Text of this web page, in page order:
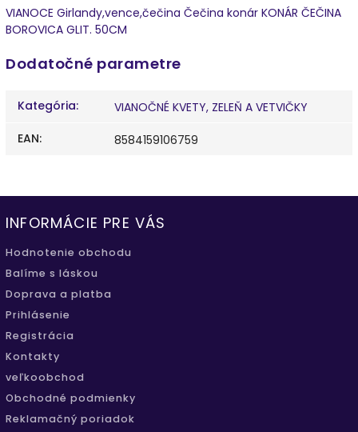
VIANOCE Girlandy,vence,čečina Čečina konár KONÁR ČEČINA
BOROVICA GLIT. 50CM
Dodatočné parametre
Kategória:
VIANOČNÉ KVETY, ZELEŇ A VETVIČKY
EAN: 8584159106759
INFORMÁCIE PRE VÁS
Hodnotenie obchodu
Balíme s láskou
Doprava a platba
Prihlásenie
Registrácia
Kontakty
veľkoobchod
Obchodné podmienky
Reklamačný poriadok